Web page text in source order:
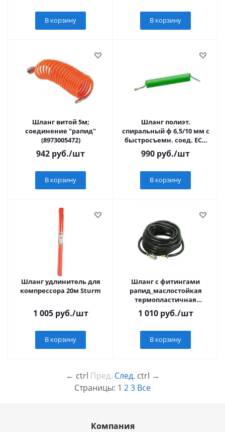
В корзину В корзину
Шланг витой 5м;
соединение "рапид"
(8973005472)
942 руб./шт
В корзину
Шланг полиэт.
спиральный ф 6,5/10 мм с
быстросъемн. соед. ECO
(длина 15 м)
990 руб./шт
В корзину
Шланг удлинитель для
компрессора 20м Sturm
1 005руб./шт
В корзину
Шланг с фитингами
рапид_маслостойкая
термопластичная
резина_15бар_8x13мм_5м
1 010руб./шт
В корзину
← ctrl Пред. След. ctrl →
Страницы: 1 23 Все
Компания